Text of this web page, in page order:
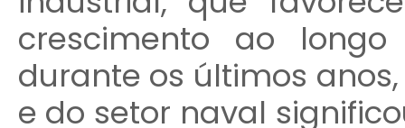
crescimento ao
durante os últimos
e do setor naval